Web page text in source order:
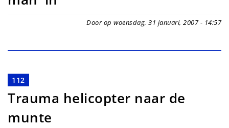
Door op woensdag, 31 januari, 2007 - 14:57
112
Trauma helicopter naar de
munte